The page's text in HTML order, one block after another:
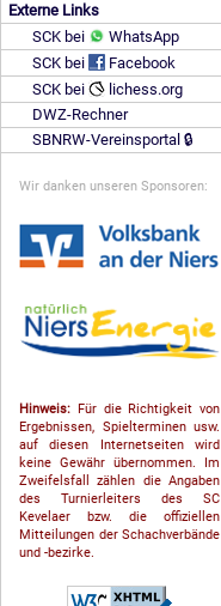
Externe Links
SCK bei
WhatsApp
SCK bei
Facebook
SCK bei
lichess.org
DWZ-Rechner
SBNRW-Vereinsportal 🔒
Wir danken unseren Sponsoren:
Hinweis: Für die Richtigkeit von
Ergebnissen, Spielterminen usw.
auf diesen Internetseiten wird
keine Gewähr übernommen. Im
Zweifelsfall zählen die Angaben
des Turnierleiters des SC
Kevelaer bzw. die offiziellen
Mitteilungen der Schach­ver­bände
und -bezirke.